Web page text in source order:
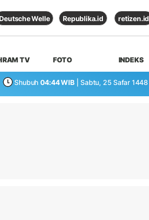
Deutsche Welle Republika.id retizen.id
TV FOTO INDEKS
Shubuh 04:44 WIB | Sabtu, 25 Safar 1448